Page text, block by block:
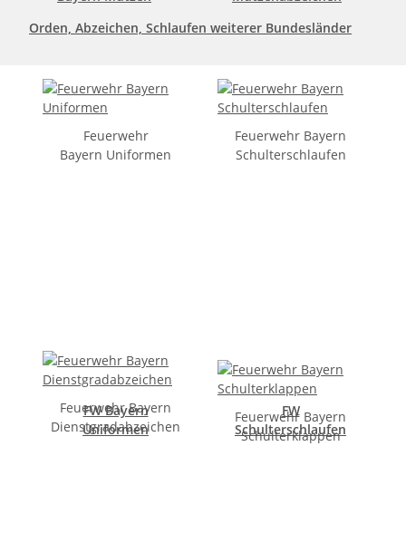
Orden, Abzeichen, Schlaufen weiterer Bundesländer
Feuerwehr
Bayern Uniformen
FW Bayern
Uniformen
Feuerwehr Bayern
Schulterschlaufen
FW
Schulterschlaufen
Feuerwehr Bayern
Dienstgradabzeichen
Feuerwehr Bayern
Schulterklappen